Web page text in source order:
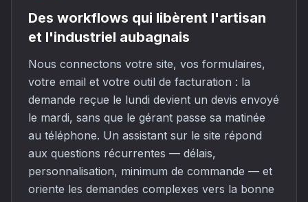
Des workflows qui libèrent l'artisan
et l'industriel aubagnais
Nous connectons votre site, vos formulaires,
votre email et votre outil de facturation : la
demande reçue le lundi devient un devis envoyé
le mardi, sans que le gérant passe sa matinée
au téléphone. Un assistant sur le site répond
aux questions récurrentes — délais,
personnalisation, minimum de commande — et
oriente les demandes complexes vers la bonne